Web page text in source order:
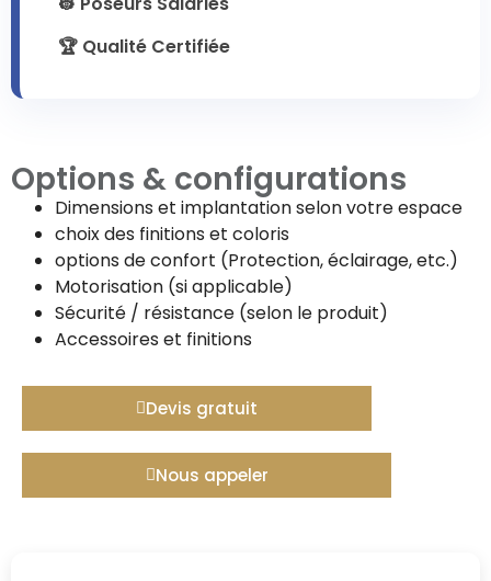
🏆 Qualité Certifiée
Options & configurations
Dimensions et implantation selon votre espace
choix des finitions et coloris
options de confort (Protection, éclairage, etc.)
Motorisation (si applicable)
Sécurité / résistance (selon le produit)
Accessoires et finitions
Devis gratuit
Nous appeler